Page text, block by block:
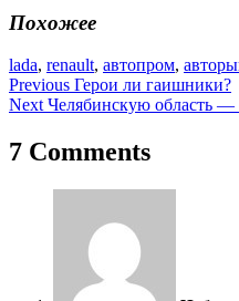
Похожее
lada, renault, автопром,
Навигация
по
записям
Previous Герои ли гаишники?
Next Челябинскую область —
7 Comments